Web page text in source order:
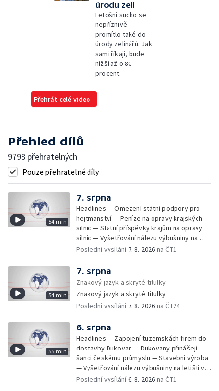
úrodu zelí
Letošní sucho se
nepříznivě
promítlo také do
úrody zelinářů. Jak
sami říkají, bude
nižší až o 80
procent.
Přehrát celé video
Přehled dílů
9798 přehratelných
Pouze přehratelné díly
54 min
7. srpna
Headlines — Omezení státní podpory pro
hejtmanství — Peníze na opravy krajských
silnic — Státní příspěvky krajům na opravy
silnic — Vyšetřování nálezu výbušniny na
letišti v Lipsku — Pasové kontroly spojů mezi
budovy ve Zlíně — Pohřeb Milana Knížáka —
Obvinění v kauze Správy železnic — Tržby
ve službách vzrostly — Další útoku
ukrajinských dronů na sklady v Rusku —
Exhumace těl obětí volyňských masakrů —
Vodní elektrárny kvůli suchu omezují provoz
— 25 let od zápisu vily Tugendhat na seznam
UNESCO — Pokuta pro společnost Meta —
Oběti po střelbě na škole v Thajsku —
Technologie pomáhají s péčí o seniory —
Útok nožem v Tanvaldu — Výměna řidičských
průkazů — Demolice vyhořelé výškové
Poslední vysílání 7. 8. 2026 na ČT1
54 min
7. srpna
Znakový jazyk a skryté titulky
Znakový jazyk a skryté titulky
Poslední vysílání 7. 8. 2026 na ČT24
55 min
6. srpna
Headlines — Zapojení tuzemskách firem do
dostavby Dukovan — Dukovany přinášejí
šanci českému průmyslu — Stavební výroba
— Vyšetřování nálezu výbušniny na letišti v
Lipsku — Bourání torza vyhořelé budovy ve
Poslední vysílání6. 8. 2026 na ČT1